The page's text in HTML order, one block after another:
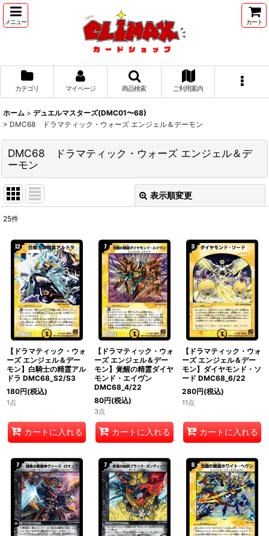
メニュー カート
カテゴリ マイページ 商品検索 ご利用案内
ホーム > デュエルマスターズ(DMC01〜68)
> DMC68 ドラマティック・ウォーズ エンジェル＆デーモン
DMC68 ドラマティック・ウォーズ エンジェル＆デ
ーモン
表示順変更
並び順:
絞り込む
25件
【ドラマティック・ウォ
ーズ エンジェル＆デー
モン】白騎士の精霊アル
ドラ DMC68_S2/S3
180円(税込)
1点
カートに入れる
【ドラマティック・ウォ
ーズ エンジェル＆デー
モン】覚醒の精霊ダイヤ
モンド・エイヴン
DMC68_4/22
80円(税込)
3点
カートに入れる
【ドラマティック・ウォ
ーズ エンジェル＆デー
モン】ダイヤモンド・ソ
ード DMC68_6/22
280円(税込)
11点
カートに入れる